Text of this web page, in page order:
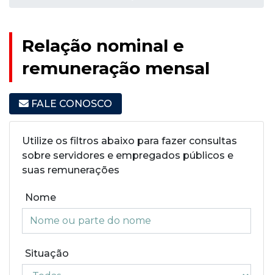
Relação nominal e
remuneração mensal
FALE CONOSCO
Utilize os filtros abaixo para fazer consultas
sobre servidores e empregados públicos e
suas remunerações
Nome
Situação